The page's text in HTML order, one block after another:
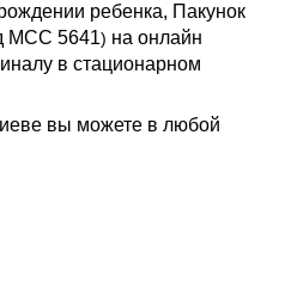
ребенка, Пакунок
МСС 5641) на онлайн
в стационарном
вы можете в любой